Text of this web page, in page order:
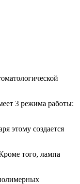
3 режима работы:
этому создается
того, лампа